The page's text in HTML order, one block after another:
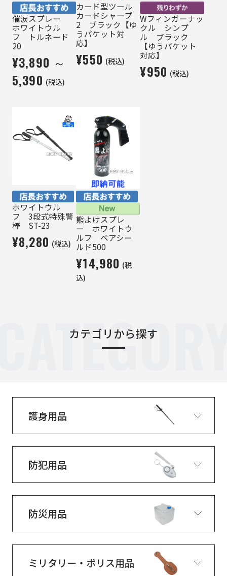
催涙スプレー
ホワイトウル
フ トルネード
20
¥3,890 ～
5,390 (税込)
カード型ツール
カードシャープ
2 ブラック【ゆ
うパケット対
応】
¥550 (税込)
Wフィンガーナッ
クル シンプ
ル ブラック
【ゆうパケット
対応】
¥950 (税込)
ホワイトウル
フ 3段式特殊警
棒 ST-23
¥8,280 (税込)
熊よけスプレ
ー ホワイトウ
ルフ ベアシー
ルド500
¥14,980 (税
込)
カテゴリから探す
護身用品
防犯用品
防災用品
ミリタリー・ポリス用品